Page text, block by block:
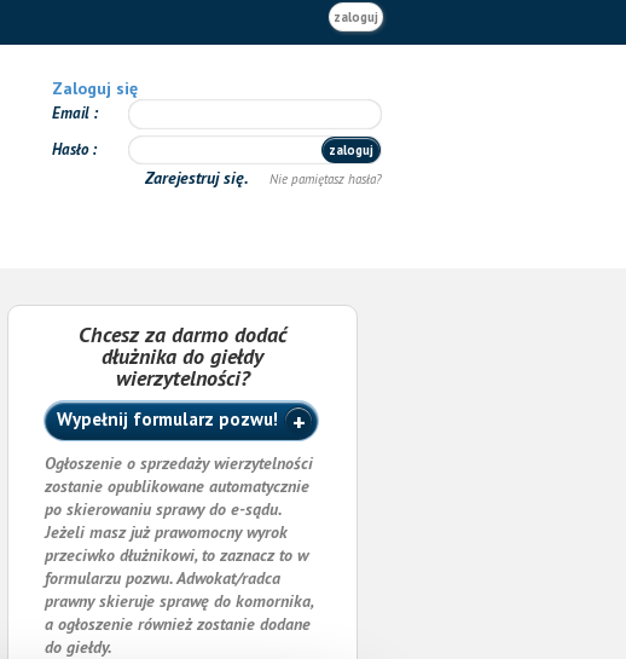
zaloguj
Zaloguj się
Email
Hasło
zaloguj
Zarejestruj się. Nie pamiętasz hasła?
Chcesz za darmo dodać
dłużnika do giełdy
wierzytelności?
Wypełnij formularz pozwu!
Ogłoszenie o sprzedaży wierzytelności
zostanie opublikowane automatycznie
po skierowaniu sprawy do e-sądu.
Jeżeli masz już prawomocny wyrok
przeciwko dłużnikowi, to zaznacz to w
formularzu pozwu. Adwokat/radca
prawny skieruje sprawę do komornika,
a ogłoszenie również zostanie dodane
do giełdy.